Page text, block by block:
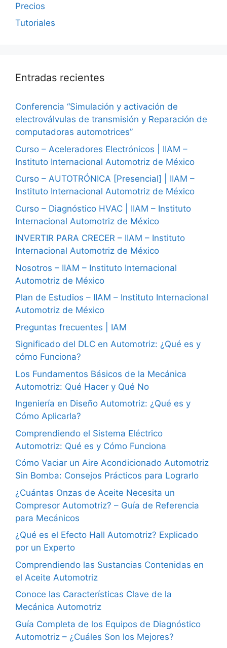
Precios
Tutoriales
Entradas recientes
Conferencia “Simulación y activación de
electroválvulas de transmisión y Reparación de
computadoras automotrices”
Curso – Aceleradores Electrónicos | IIAM –
Instituto Internacional Automotriz de México
Curso – AUTOTRÓNICA [Presencial] | IIAM –
Instituto Internacional Automotriz de México
Curso – Diagnóstico HVAC | IIAM – Instituto
Internacional Automotriz de México
INVERTIR PARA CRECER – IIAM – Instituto
Internacional Automotriz de México
Nosotros – IIAM – Instituto Internacional
Automotriz de México
Plan de Estudios – IIAM – Instituto Internacional
Automotriz de México
Preguntas frecuentes | IAM
Significado del DLC en Automotriz: ¿Qué es y
cómo Funciona?
Los Fundamentos Básicos de la Mecánica
Automotriz: Qué Hacer y Qué No
Ingeniería en Diseño Automotriz: ¿Qué es y
Cómo Aplicarla?
Comprendiendo el Sistema Eléctrico
Automotriz: Qué es y Cómo Funciona
Cómo Vaciar un Aire Acondicionado Automotriz
Sin Bomba: Consejos Prácticos para Lograrlo
¿Cuántas Onzas de Aceite Necesita un
Compresor Automotriz? – Guía de Referencia
para Mecánicos
¿Qué es el Efecto Hall Automotriz? Explicado
por un Experto
Comprendiendo las Sustancias Contenidas en
el Aceite Automotriz
Conoce las Características Clave de la
Mecánica Automotriz
Guía Completa de los Equipos de Diagnóstico
Automotriz – ¿Cuáles Son los Mejores?